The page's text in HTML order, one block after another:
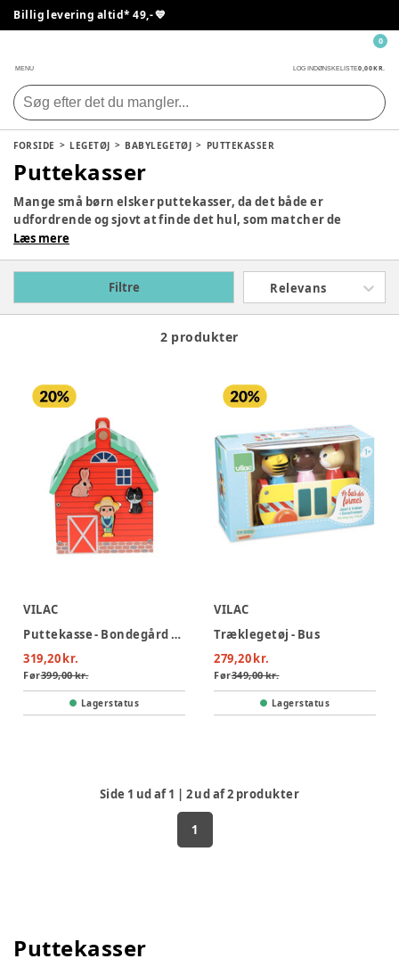
Billig levering altid* 49,- 💙
MENU LOG INDØNSKELISTE0,00 KR.
0
FORSIDE LEGETØJ BABYLEGETØJ PUTTEKASSER
Puttekasser
Mange små børn elsker puttekasser, da det både er
udfordrende og sjovt at finde det hul, som matcher de
enkelte figurer. Som forælder, lærer du en del om dit barns
trekant ind i et firkantet hul gentagende gange. Heldigvis
bliver opgaven nemmere, jo mere tid dit barn får med sin
første puttekasse.
Læs mere
Filtre Relevans
2 produkter
VILAC
Puttekasse - Bondegård af Ingela P Arrhenius
319,20 kr.
Før399,00 kr.
Lagerstatus
VILAC
Træklegetøj - Bus
279,20 kr.
Før349,00 kr.
Lagerstatus
Side 1 ud af1 | 2ud af2 produkter
1
Puttekasser